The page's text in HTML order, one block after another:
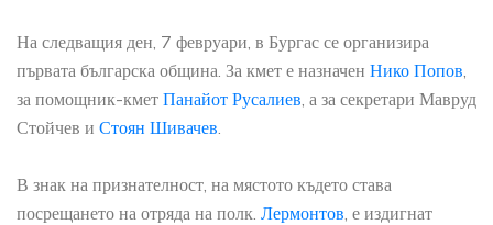
На следващия ден, 7 февруари, в Бургас се организира
първата българска община. За кмет е назначен Нико Попов,
за помощник-кмет Панайот Русалиев, а за секретари Мавруд
Стойчев и Стоян Шивачев.
В знак на признателност, на мястото където става
посрещането на отряда на полк. Лермонтов, е издигнат